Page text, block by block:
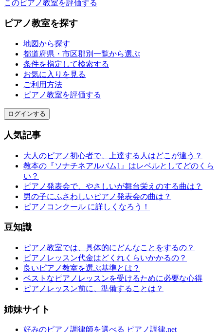
このピアノ教室を評価する
ピアノ教室を探す
地図から探す
都道府県・市区郡別一覧から選ぶ
条件を指定して検索する
お気に入りを見る
ご利用方法
ピアノ教室を評価する
ログインする
人気記事
大人のピアノ初心者で、上達する人はどこが違う？
教本の『ソナチネアルバム1』はレベルとしてどのくら
い？
ピアノ発表会で、やさしいが舞台栄えのする曲は？
男の子にふさわしいピアノ発表会の曲は？
ピアノコンクール に詳しくなろう！
豆知識
ピアノ教室では、具体的にどんなことをするの？
ピアノレッスン代金はどくれくらいかかるの？
良いピアノ教室を選ぶ基準とは？
ベストなピアノレッスンを受けるために必要な心得
ピアノレッスン前に、準備することは？
姉妹サイト
好みのピアノ調律師を選べる ピアノ調律.net